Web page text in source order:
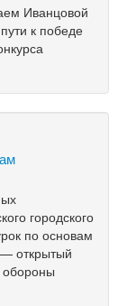
Иванцовой
к победе
городского
по основам
— открытый
обороны